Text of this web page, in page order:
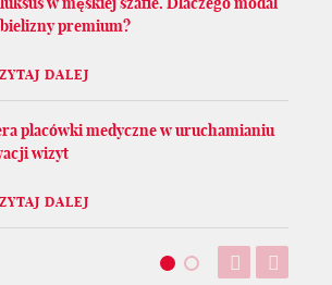
premium?
DALEJ
placówki medyczne w uruchamianiu
wizyt
DALEJ